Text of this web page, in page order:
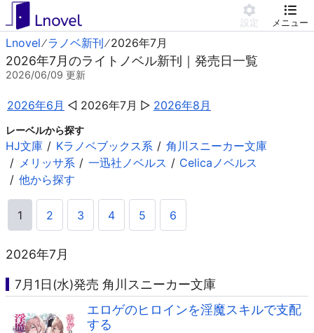
設定 メニュー
Lnovel ラノベ新刊 2026年7月
2026年7月のライトノベル新刊｜発売日一覧
2026/06/09 更新
2026年6月 2026年7月 2026年8月
レーベルから探す
HJ文庫 Kラノベブックス系
角川スニーカー文庫
メリッサ系
一迅社ノベルス
Celicaノベルス
他から探す
1 2 3 4 5 6
2026年7月
7月1日(水)発売 角川スニーカー文庫
エロゲのヒロインを淫魔スキルで支配
する